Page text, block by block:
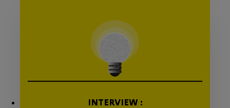
INTERVIEW :